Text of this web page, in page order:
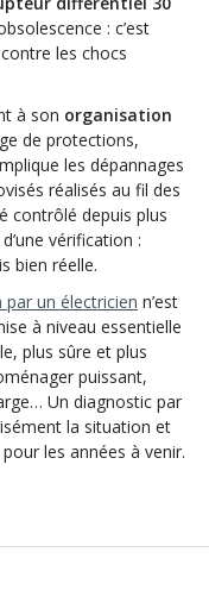
: c’est
les chocs
à son organisation
de protections,
les dépannages
réalisés au fil des
contrôlé depuis plus
vérification :
bien réelle.
par un électricien n’est
à niveau essentielle
plus sûre et plus
puissant,
Un diagnostic par
la situation et
les années à venir.